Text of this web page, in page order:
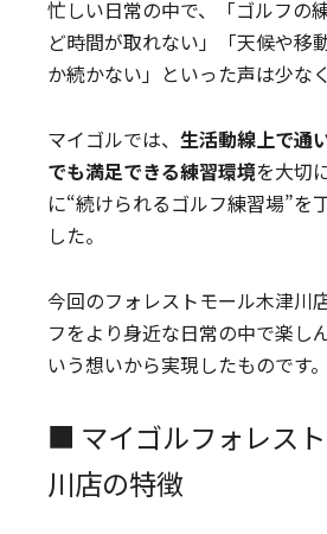
忙しい日常の中で、「ゴルフの
ど時間が取れない」「天候や移
か続かない」といった声は少な
マイゴルでは、生活動線上で通
でも満足できる練習環境を大切
に“続けられるゴルフ練習場”を
した。
今回のフォレストモール木津川
フをより身近な日常の中で楽し
いう想いから実現したものです。
■ マイゴルフォレス
川店の特徴